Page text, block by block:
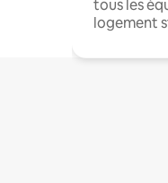
tous les
logement